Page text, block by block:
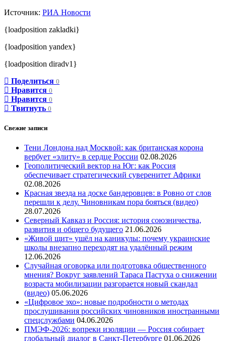
Источник: РИА Новости
{loadposition zakladki}
{loadposition yandex}
{loadposition diradv1}
Поделиться 0
Нравится 0
Нравится 0
Твитнуть 0
Свежие записи
Тени Лондона над Москвой: как британская корона
вербует «элиту» в сердце России 02.08.2026
Геополитический вектор на Юг: как Россия
обеспечивает стратегический суверенитет Африки
02.08.2026
Красная звезда на доске бандеровцев: в Ровно от слов
перешли к делу. Чиновникам пора бояться (видео)
28.07.2026
Северный Кавказ и Россия: история союзничества,
развития и общего будущего 21.06.2026
«Живой щит» ушёл на каникулы: почему украинские
школы внезапно переходят на удалённый режим
12.06.2026
Случайная оговорка или подготовка общественного
мнения? Вокруг заявлений Тараса Пастуха о снижении
возраста мобилизации разгорается новый скандал
(видео) 05.06.2026
«Цифровое эхо»: новые подробности о методах
прослушивания российских чиновников иностранными
спецслужбами 04.06.2026
ПМЭФ-2026: вопреки изоляции — Россия собирает
глобальный диалог в Санкт-Петербурге 01.06.2026